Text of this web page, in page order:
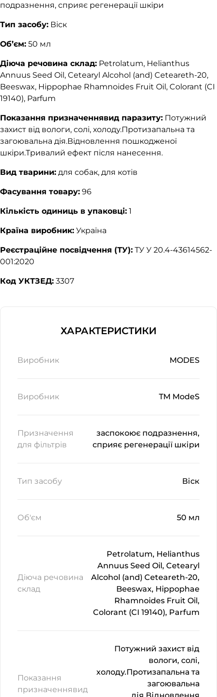
подразнення, сприяє регенерації шкіри
Тип засобу: Віск
Об’єм: 50 мл
Діюча речовина склад: Petrolatum, Helianthus
Annuus Seed Oil, Cetearyl Alcohol (and) Ceteareth-20,
Beeswax, Hippophae Rhamnoides Fruit Oil, Colorant (CI
19140), Parfum
Показання призначеннявид паразиту: Потужний
захист від вологи, солі, холоду.Протизапальна та
загоювальна дія.Відновлення пошкодженої
шкіри.Тривалий ефект після нанесення.
Вид тварини: для собак, для котів
Фасування товару: 96
Кількість одиниць в упаковці: 1
Країна виробник: Україна
Реєстраційне посвідчення (ТУ): ТУ У 20.4-43614562-
001:2020
Код УКТЗЕД: 3307
ХАРАКТЕРИСТИКИ
Виробник MODES
Виробник TM ModeS
Призначення
для фільтрів
заспокоює подразнення,
сприяє регенерації шкіри
Тип засобу Віск
Об'єм 50 мл
Діюча речовина
склад
Petrolatum, Helianthus
Annuus Seed Oil, Cetearyl
Alcohol (and) Ceteareth-20,
Beeswax, Hippophae
Rhamnoides Fruit Oil,
Colorant (CI 19140), Parfum
Показання
призначеннявид
Потужний захист від
вологи, солі,
холоду.Протизапальна та
загоювальна